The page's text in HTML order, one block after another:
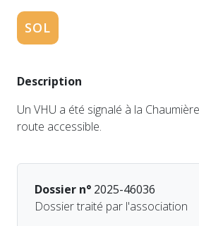
SOL
Description
Un VHU a été signalé à la
route accessible.
Dossier n° 2025-46036
Dossier traité par l'association